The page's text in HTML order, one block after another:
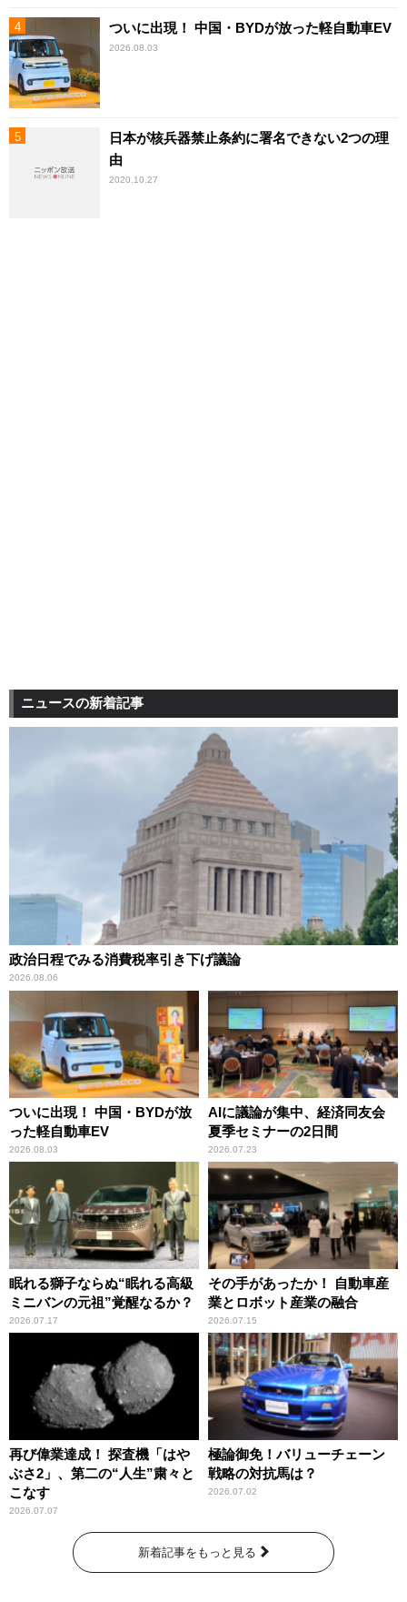
ついに出現！ 中国・BYDが放った軽自動車EV
2026.08.03
日本が核兵器禁止条約に署名できない2つの理
由
2020.10.27
ニュースの新着記事
政治日程でみる消費税率引き下げ議論
2026.08.06
ついに出現！ 中国・BYDが放
った軽自動車EV
2026.08.03
AIに議論が集中、経済同友会
夏季セミナーの2日間
2026.07.23
眠れる獅子ならぬ“眠れる高級
ミニバンの元祖”覚醒なるか？
2026.07.17
その手があったか！ 自動車産
業とロボット産業の融合
2026.07.15
再び偉業達成！ 探査機「はや
ぶさ2」、第二の“人生”粛々と
こなす
2026.07.07
極論御免！バリューチェーン
戦略の対抗馬は？
2026.07.02
新着記事をもっと見る